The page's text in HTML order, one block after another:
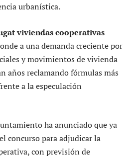
urbanística.
viviendas cooperativas
a una demanda creciente por
y movimientos de vivienda
años reclamando fórmulas más
a la especulación
ha anunciado que ya
concurso para adjudicar la
con previsión de